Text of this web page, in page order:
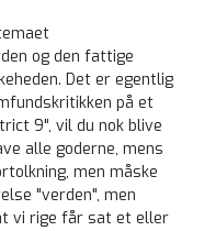
og den fattige
Det er egentlig
på et
9", vil du nok blive
alle goderne, mens
men måske
"verden", men
vi rige får sat et eller